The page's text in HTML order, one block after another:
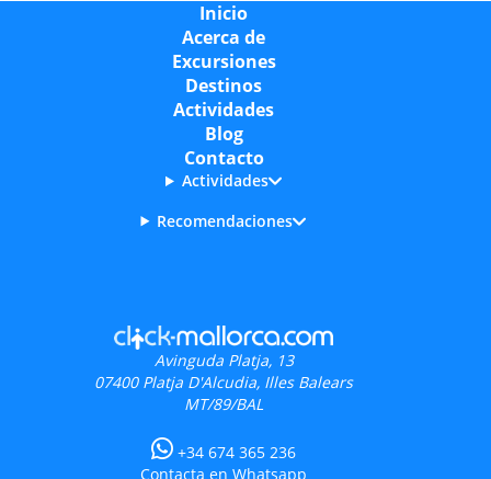
Inicio
Acerca de
Excursiones
Destinos
Actividades
Blog
Contacto
Actividades
Recomendaciones
Avinguda Platja, 13
07400 Platja D'Alcudia, Illes Balears
MT/89/BAL
+34 674 365 236
Contacta en Whatsapp